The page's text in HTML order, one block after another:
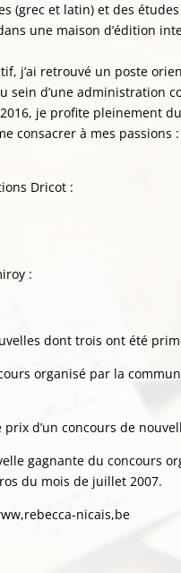
(grec et latin) et des
dans une maison d’édition
j’ai retrouvé un poste
sein d’une administration
je profite pleinement
consacrer à mes
Dricot :
:
dont trois ont été
organisé par la
prix d’un concours de
gagnante du concours
du mois de juillet 2007.
nicais,be